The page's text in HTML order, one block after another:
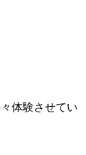
体験させてい